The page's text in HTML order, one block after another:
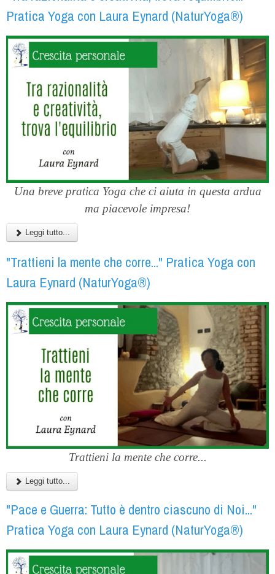
Pratica Yoga con Laura Eynard (NaturYoga®)
Una breve pratica Yoga che ci aiuta in questa ardua
ma piacevole impresa!
Leggi tutto...
"Trattieni la mente che corre..." Pratica Yoga con
Laura Eynard (NaturYoga®)
Trattieni la mente che corre...
Leggi tutto...
"Pace e Guerra: Tutto è dentro ciascuno di Noi..."
Pratica Yoga con Laura Eynard (NaturYoga®)